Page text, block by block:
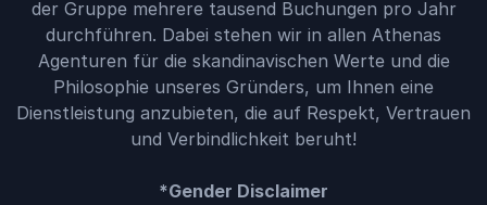
der Gruppe mehrere tausend Buchungen pro Jahr
durchführen. Dabei stehen wir in allen Athenas
Agenturen für die skandinavischen Werte und die
Philosophie unseres Gründers, um Ihnen eine
Dienstleistung anzubieten, die auf Respekt, Vertrauen
und Verbindlichkeit beruht!
*Gender Disclaimer